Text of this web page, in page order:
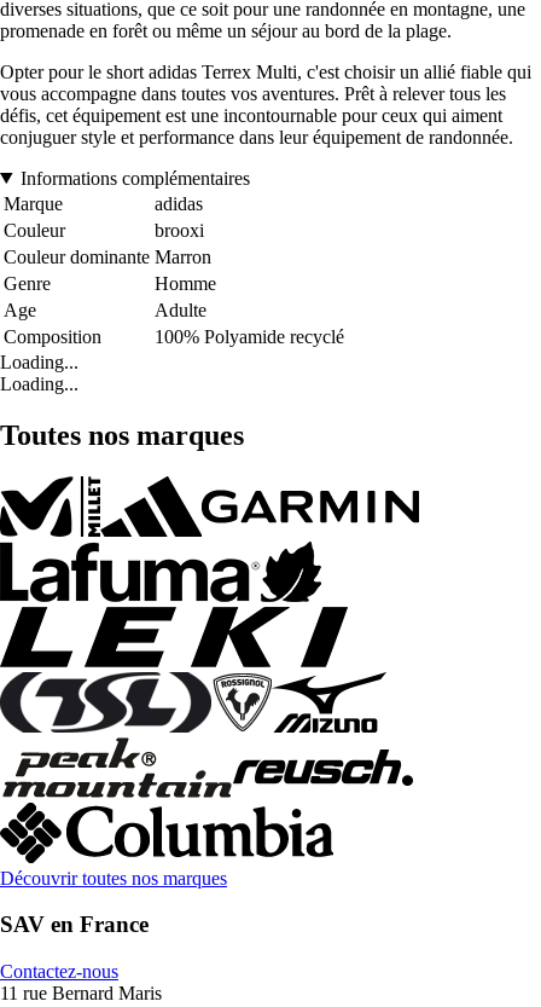
diverses situations, que ce soit pour une randonnée en montagne, une
promenade en forêt ou même un séjour au bord de la plage.
Opter pour le short adidas Terrex Multi, c'est choisir un allié fiable qui
vous accompagne dans toutes vos aventures. Prêt à relever tous les
défis, cet équipement est une incontournable pour ceux qui aiment
conjuguer style et performance dans leur équipement de randonnée.
Informations complémentaires
Marque
adidas
Couleur
brooxi
Couleur dominante Marron
Genre
Homme
Age
Adulte
Composition
100% Polyamide recyclé
Loading...
Loading...
Toutes nos marques
Découvrir toutes nos marques
SAV en France
Contactez-nous
11 rue Bernard Maris